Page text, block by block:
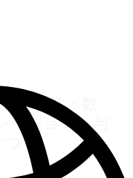
・工学・数
ーションを与
つ